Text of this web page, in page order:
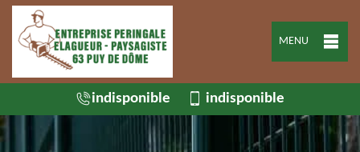
MENU
indisponible indisponible